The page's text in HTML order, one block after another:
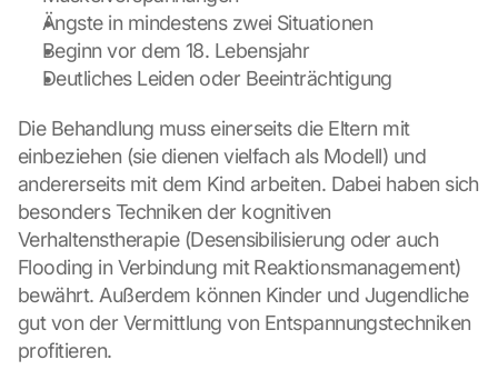
Ängste in mindestens zwei Situationen
Beginn vor dem 18. Lebensjahr
Deutliches Leiden oder Beeinträchtigung
Die Behandlung muss einerseits die Eltern mit
einbeziehen (sie dienen vielfach als Modell) und
andererseits mit dem Kind arbeiten. Dabei haben sich
besonders Techniken der kognitiven
Verhaltenstherapie (Desensibilisierung oder auch
Flooding in Verbindung mit Reaktionsmanagement)
bewährt. Außerdem können Kinder und Jugendliche
gut von der Vermittlung von Entspannungstechniken
profitieren.
k
i
e
s
e
e
t
z
t
.
G
o
g